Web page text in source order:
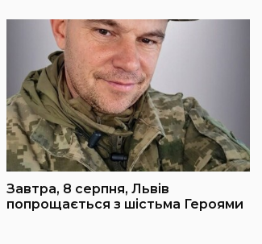
Завтра, 8 серпня, Львів
попрощається з шістьма Героями